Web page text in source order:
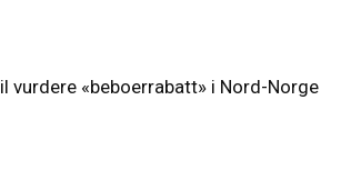
vurdere «beboerrabatt» i Nord-Norge